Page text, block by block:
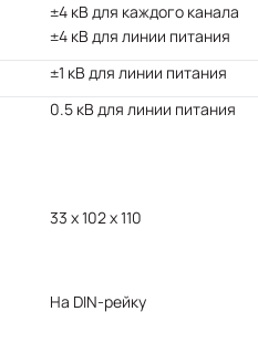
±4 кВ для каждого канала
±4 кВ для линии питания
±1 кВ для линии питания
0.5 кВ для линии питания
33 x 102 x 110
На DIN-рейку